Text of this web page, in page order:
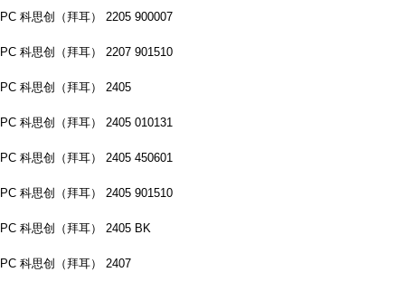
PC 科思创（拜耳） 2205 900007
PC 科思创（拜耳） 2207 901510
PC 科思创（拜耳） 2405
PC 科思创（拜耳） 2405 010131
PC 科思创（拜耳） 2405 450601
PC 科思创（拜耳） 2405 901510
PC 科思创（拜耳） 2405 BK
PC 科思创（拜耳） 2407